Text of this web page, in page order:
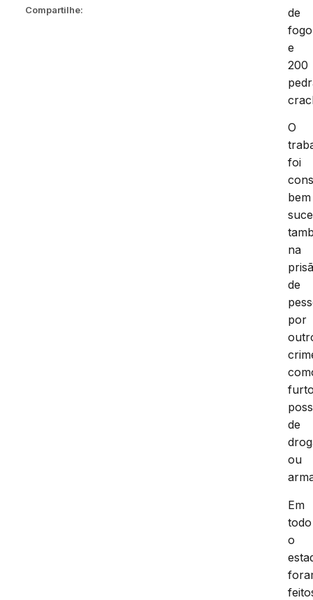
Compartilhe:
de
fogo
e
200
O
foi
bem
na
de
por
de
ou
Em
todo
o